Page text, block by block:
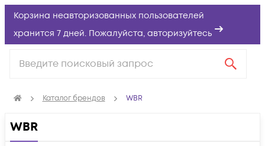
Корзина неавторизованных пользователей
хранится 7 дней. Пожалуйста, авторизуйтесь
Каталог брендов WBR
WBR